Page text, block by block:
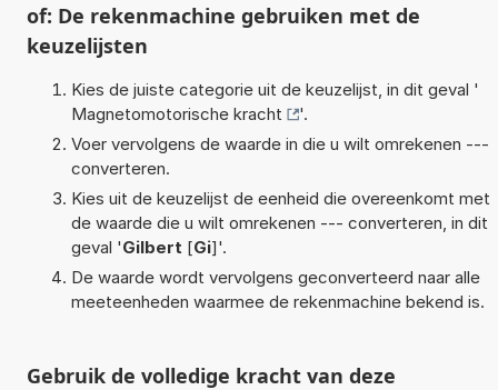
of: De rekenmachine gebruiken met de
keuzelijsten
Kies de juiste categorie uit de keuzelijst, in dit geval '
Magnetomotorische kracht
'.
Voer vervolgens de waarde in die u wilt omrekenen ---
converteren.
Kies uit de keuzelijst de eenheid die overeenkomt met
de waarde die u wilt omrekenen --- converteren, in dit
geval 'Gilbert [Gi]'.
De waarde wordt vervolgens geconverteerd naar alle
meeteenheden waarmee de rekenmachine bekend is.
Gebruik de volledige kracht van deze